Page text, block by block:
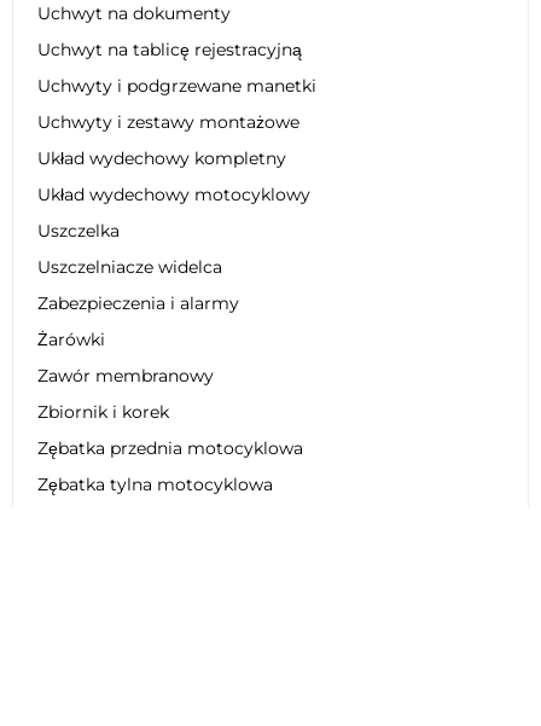
Uchwyt na dokumenty
Uchwyt na tablicę rejestracyjną
Uchwyty i podgrzewane manetki
Uchwyty i zestawy montażowe
Układ wydechowy kompletny
Układ wydechowy motocyklowy
Uszczelka
Uszczelniacze widelca
Zabezpieczenia i alarmy
Żarówki
Zawór membranowy
Zbiornik i korek
Zębatka przednia motocyklowa
Zębatka tylna motocyklowa